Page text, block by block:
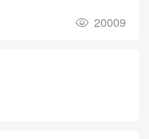
20009